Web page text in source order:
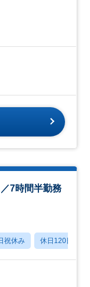
7時間半勤務
祝休み 休日120日以上